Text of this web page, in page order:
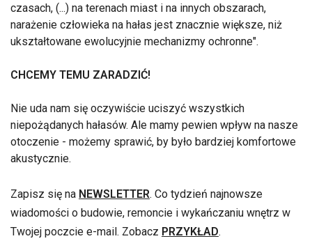
czasach, (...) na terenach miast i na innych obszarach,
narażenie człowieka na hałas jest znacznie większe, niż
ukształtowane ewolucyjnie mechanizmy ochronne".
CHCEMY TEMU ZARADZIĆ!
Nie uda nam się oczywiście uciszyć wszystkich
niepożądanych hałasów. Ale mamy pewien wpływ na nasze
otoczenie - możemy sprawić, by było bardziej komfortowe
akustycznie.
Zapisz się na NEWSLETTER. Co tydzień najnowsze
wiadomości o budowie, remoncie i wykańczaniu wnętrz w
Twojej poczcie e-mail. Zobacz PRZYKŁAD.